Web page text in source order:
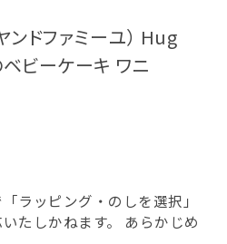
ドファミーユ） Hug
ビーケーキ ワニ
ラッピング・のしを選択」
たしかねます。 あらかじめ